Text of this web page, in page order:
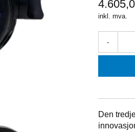
inkl. mva.
-
Den